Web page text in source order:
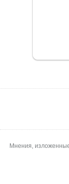
Мнения,